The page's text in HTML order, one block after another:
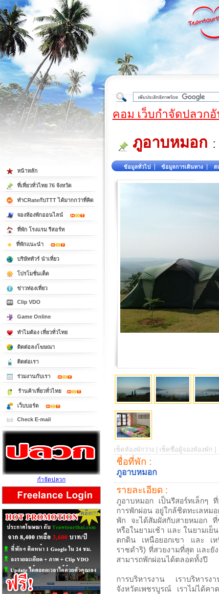
ต้
คอม เว็บกำจัดปลวก
ภูอาบหมอก :
ข้อมูลทั่วไป ข้อมูลการเดินทาง ส
เช็คห้องพักว่าง | เช็คชื่อผู้จองห้องพัก |
ชื่อที่พัก :
ภูอาบหมอก
รายละเอียด :
ภูอาบหมอก เป็นรีสอร์ทเล็กๆ
การพักผ่อน อยู่ใกล้ชิดทะเลหม
พัก จะได้สัมผัสกับสายหมอก
หรือในยามเช้า และ ในยามเย็
ตกดิน เหนือยอกเขา และ เห
ราชดำริ) ที่สวยงามที่สุด และยั
สามารถพักผ่อนได้ตลอดทั้งปี
การบริหารงาน เราบริหารง
จังหวัดเพชรบูรณ์ เราไม่ได้คา
หน้าหลัก
ที่เที่ยวทั่วไทย 76 จังหวัด
ทำCRateกับTTT ได้มากกว่าที่คิด
จองห้องพักออนไลน์
ที่พัก โรงแรม รีสอร์ท
ที่พักแนะนำ
บริษัททัวร์ นำเที่ยว
โปรโมชั่นเด็ด
ข่าวท่องเที่ยว
Clip VDO
Game Online
ทำไมต้อง เที่ยวทั่วไทย
ติดต่อลงโฆษณา
ติดต่อเรา
ร่วมงานกับเรา
ร้านค้าเที่ยวทั่วไทย
เว็บบอร์ด
Check E-mail
กำจัดปลวก